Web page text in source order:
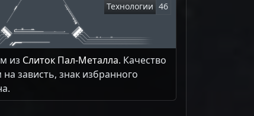
Технологии 46
из Слиток Пал-Металла. Качество
на зависть, знак избранного